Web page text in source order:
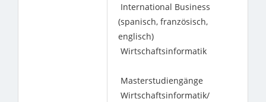
International Business
(spanisch, französisch,
englisch)
Wirtschaftsinformatik
Masterstudiengänge
Wirtschaftsinformatik/